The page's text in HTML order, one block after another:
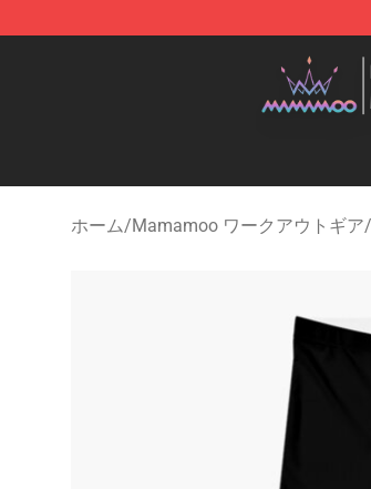
Mamamoo Store - Official Mamamoo
ホーム/Mamamoo ワークアウトギア/